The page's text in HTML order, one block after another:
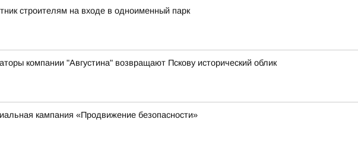
строителям на входе в одноименный парк
компании "Августина" возвращают Пскову исторический облик
кампания «Продвижение безопасности»